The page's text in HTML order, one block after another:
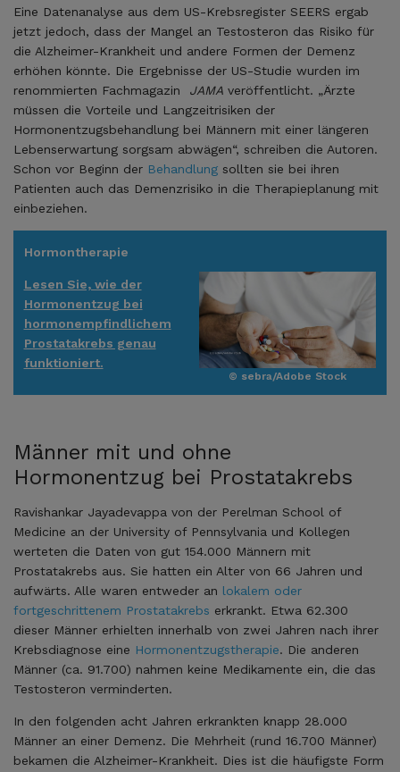
Eine Datenanalyse aus dem US-Krebsregister SEERS ergab
jetzt jedoch, dass der Mangel an Testosteron das Risiko für
die Alzheimer-Krankheit und andere Formen der Demenz
erhöhen könnte. Die Ergebnisse der US-Studie wurden im
renommierten Fachmagazin JAMA veröffentlicht. „Ärzte
müssen die Vorteile und Langzeitrisiken der
Hormonentzugsbehandlung bei Männern mit einer längeren
Lebenserwartung sorgsam abwägen“, schreiben die Autoren.
Schon vor Beginn der Behandlung sollten sie bei ihren
Patienten auch das Demenzrisiko in die Therapieplanung mit
einbeziehen.
Hormontherapie
Lesen Sie, wie der
Hormonentzug bei
hormonempfindlichem
Prostatakrebs genau
funktioniert.
© sebra/Adobe Stock
Männer mit und ohne
Hormonentzug bei Prostatakrebs
Ravishankar Jayadevappa von der Perelman School of
Medicine an der University of Pennsylvania und Kollegen
werteten die Daten von gut 154.000 Männern mit
Prostatakrebs aus. Sie hatten ein Alter von 66 Jahren und
aufwärts. Alle waren entweder an lokalem oder
fortgeschrittenem Prostatakrebs erkrankt. Etwa 62.300
dieser Männer erhielten innerhalb von zwei Jahren nach ihrer
Krebsdiagnose eine Hormonentzugstherapie. Die anderen
Männer (ca. 91.700) nahmen keine Medikamente ein, die das
Testosteron verminderten.
In den folgenden acht Jahren erkrankten knapp 28.000
Männer an einer Demenz. Die Mehrheit (rund 16.700 Männer)
bekamen die Alzheimer-Krankheit. Dies ist die häufigste Form